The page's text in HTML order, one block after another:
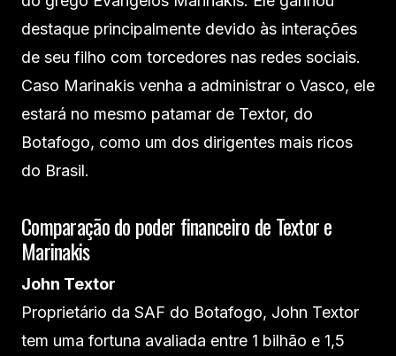
destaque principalmente devido às interações
de seu filho com torcedores nas redes sociais.
Caso Marinakis venha a administrar o Vasco, ele
estará no mesmo patamar de Textor, do
Botafogo, como um dos dirigentes mais ricos
do Brasil.
Comparação do poder financeiro de Textor e
Marinakis
John Textor
Proprietário da SAF do Botafogo, John Textor
tem uma fortuna avaliada entre 1 bilhão e 1,5